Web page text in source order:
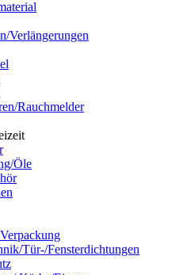
Verlängerungen
Rauchmelder
Öle
Tür-/Fensterdichtungen